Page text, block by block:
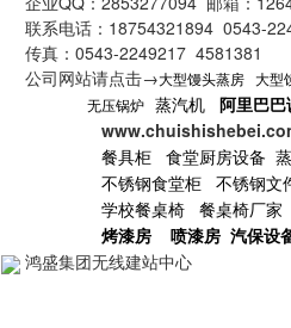
联系电话：18754321894 0543-
传真：0543-2249217 4581381
公司网站请点击→大型馒头蒸房 大型
无压锅炉 蒸汽机 阿里巴
www.chuishishebei.com
餐具柜 食堂厨房设备
不锈钢食堂柜 不锈钢文
学校餐桌椅 餐桌椅厂家
烤漆房
喷漆房 汽保设
鸿盛集团无线建站中心